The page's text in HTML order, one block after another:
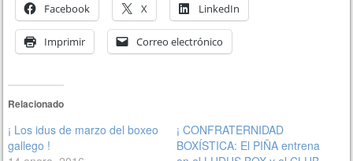
Facebook
X LinkedIn
Imprimir Correo electrónico
Relacionado
¡ Los idus de marzo del boxeo
gallego !
¡ CONFRATERNIDAD
BOXÍSTICA: El PIÑA entrena